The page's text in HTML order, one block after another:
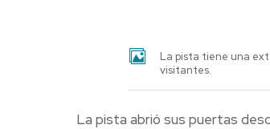
La pista tiene una
visitantes.
La pista abrió sus puertas